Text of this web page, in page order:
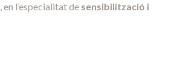
, en l’especialitat de sensibilització i